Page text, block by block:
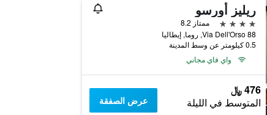
ريليز أورسو
4 نجوم
ممتاز 8.2
Via Dell'Orso 88, روما, إيطاليا
0.5 كيلومتر عن وسط المدينة
واي فاي مجاني
476 ﷼
المتوسط في الليلة عرض الصفقة